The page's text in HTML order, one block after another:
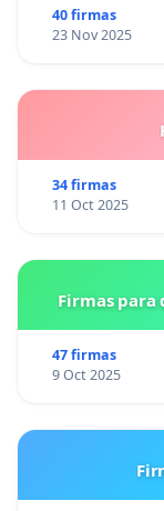
40 firmas
23 Nov 2025
34 firmas
11 Oct 2025
Firmas para
47 firmas
9 Oct 2025